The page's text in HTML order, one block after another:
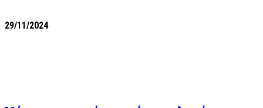
29/11/2024